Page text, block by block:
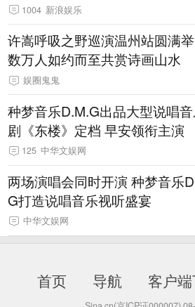
1004 新浪娱乐
许嵩呼吸之野巡演温州站圆满
数万人如约而至共赏诗画山水
娱圈鬼鬼
种梦音乐D.M.G出品大型说唱
剧《东楼》定档 早安领衔主演
125 中华文娱网
两场演唱会同时开演 种梦音乐
G打造说唱音乐视听盛宴
中华文娱网
首页 导航 客户